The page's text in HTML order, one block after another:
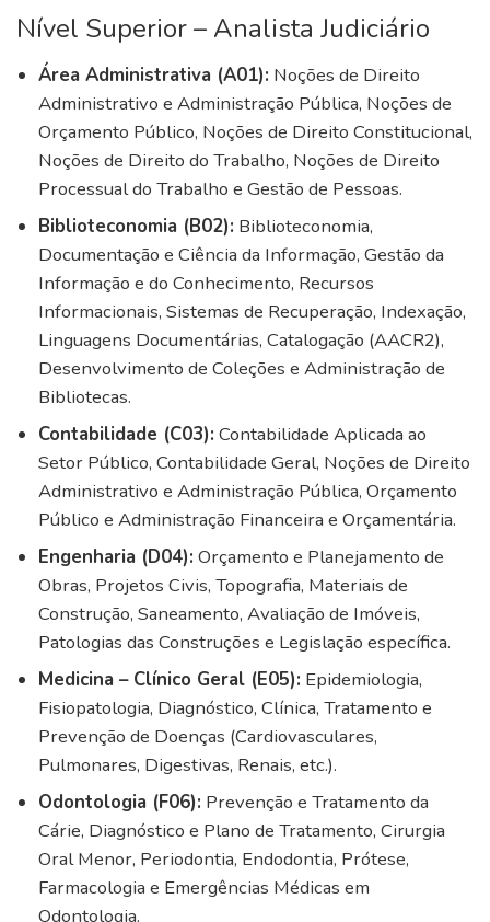
Nível Superior – Analista Judiciário
Área Administrativa (A01): Noções de Direito
Administrativo e Administração Pública, Noções de
Orçamento Público, Noções de Direito Constitucional,
Noções de Direito do Trabalho, Noções de Direito
Processual do Trabalho e Gestão de Pessoas.
Biblioteconomia (B02): Biblioteconomia,
Documentação e Ciência da Informação, Gestão da
Informação e do Conhecimento, Recursos
Informacionais, Sistemas de Recuperação, Indexação,
Linguagens Documentárias, Catalogação (AACR2),
Desenvolvimento de Coleções e Administração de
Bibliotecas.
Contabilidade (C03): Contabilidade Aplicada ao
Setor Público, Contabilidade Geral, Noções de Direito
Administrativo e Administração Pública, Orçamento
Público e Administração Financeira e Orçamentária.
Engenharia (D04): Orçamento e Planejamento de
Obras, Projetos Civis, Topografia, Materiais de
Construção, Saneamento, Avaliação de Imóveis,
Patologias das Construções e Legislação específica.
Medicina – Clínico Geral (E05): Epidemiologia,
Fisiopatologia, Diagnóstico, Clínica, Tratamento e
Prevenção de Doenças (Cardiovasculares,
Pulmonares, Digestivas, Renais, etc.).
Odontologia (F06): Prevenção e Tratamento da
Cárie, Diagnóstico e Plano de Tratamento, Cirurgia
Oral Menor, Periodontia, Endodontia, Prótese,
Farmacologia e Emergências Médicas em
Odontologia.